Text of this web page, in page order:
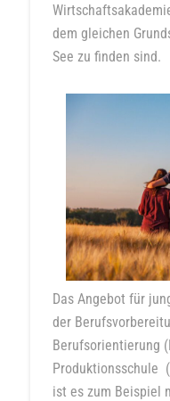
dem gleichen
See zu finden sind.
Das Angebot für
der
Berufsorientierung
Produktionsschule
ist es zum Beispiel